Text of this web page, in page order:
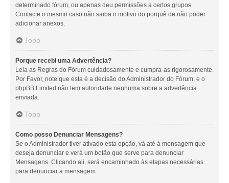
determinado fórum, ou apenas deu permissões a certos grupos.
Contacte o mesmo caso não saiba o motivo do porquê de não poder
adicionar anexos.
Topo
Porque recebi uma Advertência?
Leia as Regras do Fórum cuidadosamente e cumpra-as rigorosamente.
Por Favor, note que esta é a decisão do Administrador do Fórum, e o
phpBB Limited não tem autoridade nenhuma sobre a advertência
enviada.
Topo
Como posso Denunciar Mensagens?
Se o Administrador tiver ativado esta opção, vá até à mensagem que
deseja denunciar e verá um botão que serve para denunciar
Mensagens. Clicando ali, será encaminhado às etapas necessárias
para denunciar a mensagem.